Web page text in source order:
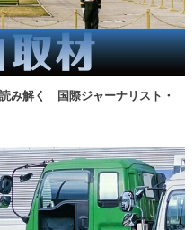
み解く 国際ジャーナリスト・